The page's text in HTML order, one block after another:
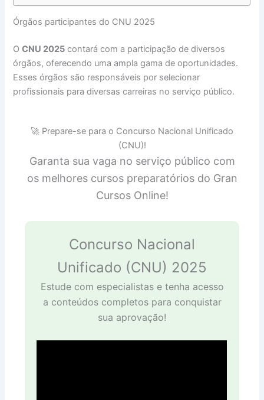
Órgãos participantes do CNU 2025
OCNU 2025 contará com a participação de diversos
órgãos, oferecendo uma ampla gama de oportunidades.
Esses órgãos são responsáveis por selecionar
profissionais para diversas carreiras no serviço público.
🚀 Prepare-se para o Concurso Nacional Unificado
(CNU)!
Garanta sua vaga no serviço público com
os melhores cursos preparatórios do Gran
Cursos Online!
Concurso Nacional
Unificado (CNU) 2025
Estude com especialistas e tenha acesso
a conteúdos completos para conquistar
sua aprovação!